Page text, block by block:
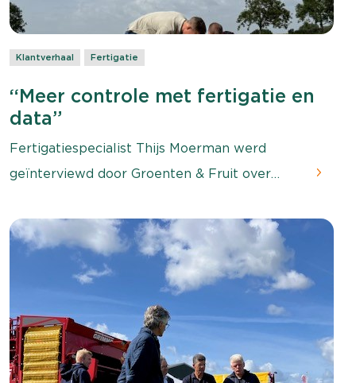
Klantverhaal Fertigatie
“Meer controle met fertigatie en
data”
Fertigatiespecialist Thijs Moerman werd
geïnterviewd door Groenten & Fruit over
bij loonbedrijf Van der Poel in Abbenbroek,
waar dit jaar voor het eerst een perceel
zaaiuien is voorzien van fertigatieslangen.
Daar spraken we ook met Peter van der Poel
over zijn motivatie en aanpak voor fertigatie.